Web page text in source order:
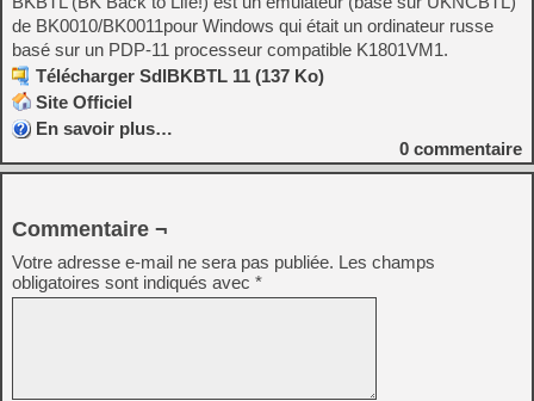
de BK0010/BK0011pour Windows qui était un ordinateur russe
basé sur un PDP-11 processeur compatible K1801VM1.
Télécharger SdlBKBTL 11 (137 Ko)
Site Officiel
En savoir plus…
0 commentaire
Commentaire ¬
Votre adresse e-mail ne sera pas publiée. Les champs
obligatoires sont indiqués avec *